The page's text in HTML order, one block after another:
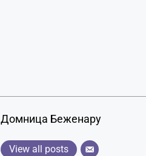
Домница Беженару
View all posts